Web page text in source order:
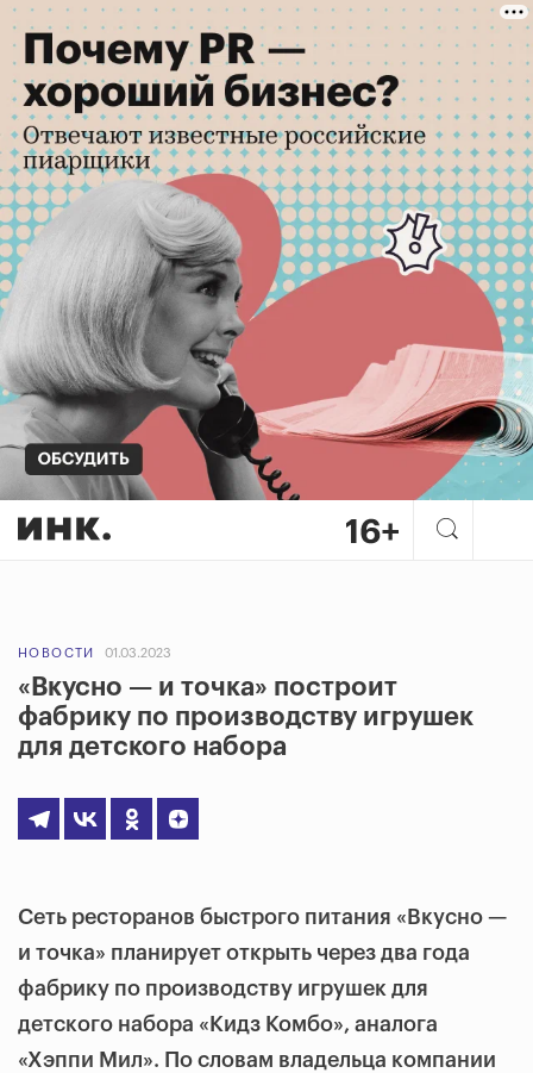
НОВОСТИ 01.03.2023
«Вкусно — и точка» построит
фабрику по производству игрушек
для детского набора
Сеть ресторанов быстрого питания «Вкусно —
и точка» планирует открыть через два года
фабрику по производству игрушек для
детского набора «Кидз Комбо», аналога
«Хэппи Мил». По словам владельца компании